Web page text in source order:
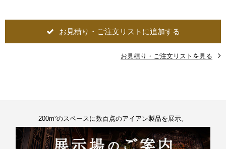
お見積り・ご注文リストに追加する
お見積り・ご注文リストを見る
200m²のスペースに数百点のアイアン製品を展示。